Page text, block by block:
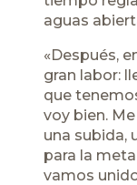
aguas
«Después,
gran labor:
que
voy bien.
una subida,
para la
vamos